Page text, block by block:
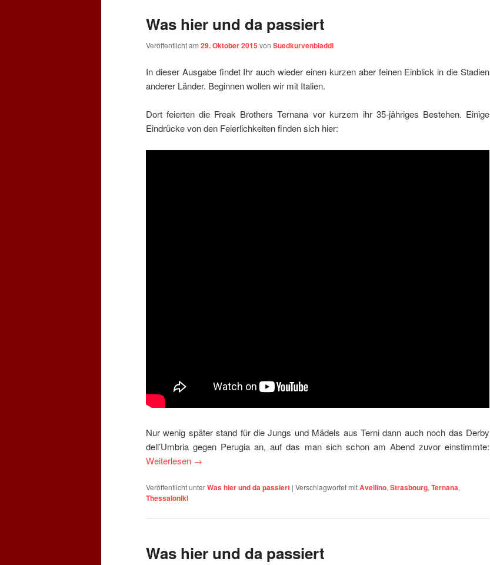
Was hier und da passiert
Veröffentlicht am 29. Oktober 2015 von Suedkurvenbladdl
In dieser Ausgabe findet Ihr auch wieder einen kurzen aber feinen Einblick in die Stadien
anderer Länder. Beginnen wollen wir mit Italien.
Dort feierten die Freak Brothers Ternana vor kurzem ihr 35-jähriges Bestehen. Einige
Eindrücke von den Feierlichkeiten finden sich hier:
Nur wenig später stand für die Jungs und Mädels aus Terni dann auch noch das Derby
dell’Umbria gegen Perugia an, auf das man sich schon am Abend zuvor einstimmte:
Weiterlesen →
Veröffentlicht unterWas hier und da passiert | Verschlagwortet mitAvellino,Strasbourg,Ternana,
Thessaloniki
Was hier und da passiert